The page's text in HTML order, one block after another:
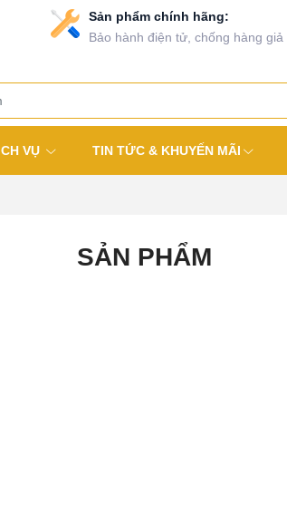
Sản phẩm chính hãng:
Bảo hành điện tử, chống hàng giả
VỤ TIN TỨC & KHUYẾN MÃI
SẢN PHẨM